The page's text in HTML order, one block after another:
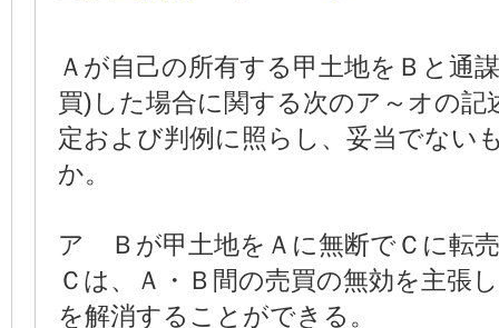
Ａが自己の所有する甲土地をＢと通
買)した場合に関する次のア～オの記
定および判例に照らし、妥当でない
か。
ア Ｂが甲土地をＡに無断でＣに転
Ｃは、Ａ・Ｂ間の売買の無効を主張
を解消することができる。